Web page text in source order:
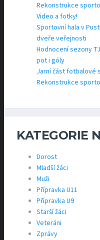
Rekonstrukce
Video a fotky!
Sportovní hala v
dveře veřejnosti
Hodnocení sezony
pot i góly
Jarní část fotbalové
Rekonstrukce
KATEGORIE
Dorost
Mladší žáci
Muži
Přípravka U11
Přípravka U9
Starší žáci
Veteráni
Zprávy